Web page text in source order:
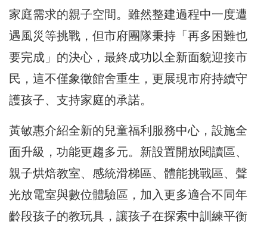
家庭需求的親子空間。雖然整建過程中一度遭
遇風災等挑戰，但市府團隊秉持「再多困難也
要完成」的決心，最終成功以全新面貌迎接市
民，這不僅象徵館舍重生，更展現市府持續守
護孩子、支持家庭的承諾。
黃敏惠介紹全新的兒童福利服務中心，設施全
面升級，功能更趨多元。新設置開放閱讀區、
親子烘焙教室、感統滑梯區、體能挑戰區、聲
光放電室與數位體驗區，加入更多適合不同年
齡段孩子的教玩具，讓孩子在探索中訓練平衡